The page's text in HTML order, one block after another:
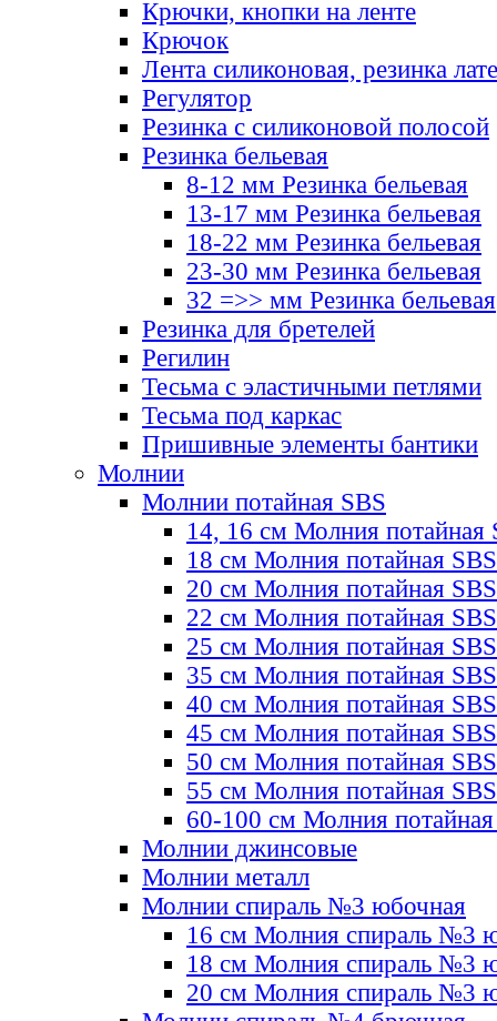
Крючки, кнопки на ленте
Крючок
Лента силиконовая, резинка
Регулятор
Резинка с силиконовой полосой
Резинка бельевая
8-12 мм Резинка бельевая
13-17 мм Резинка бельевая
18-22 мм Резинка бельевая
23-30 мм Резинка бельевая
32 =>> мм Резинка бельевая
Резинка для бретелей
Регилин
Тесьма с эластичными петлями
Тесьма под каркас
Пришивные элементы бантики
Молнии
Молнии потайная SBS
14, 16 см Молния потайная
18 см Молния потайная SBS
20 см Молния потайная SBS
22 см Молния потайная SBS
25 см Молния потайная SBS
35 см Молния потайная SBS
40 см Молния потайная SBS
45 см Молния потайная SBS
50 см Молния потайная SBS
55 см Молния потайная SBS
60-100 см Молния
Молнии джинсовые
Молнии металл
Молнии спираль №3 юбочная
16 см Молния спираль №3
18 см Молния спираль №3
20 см Молния спираль №3